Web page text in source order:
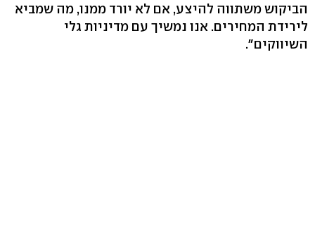
הביקוש משתווה להיצע, אם לא יורד ממנו, מה שמביא
לירידת המחירים. אנו נמשיך עם מדיניות גלי
השיווקים".